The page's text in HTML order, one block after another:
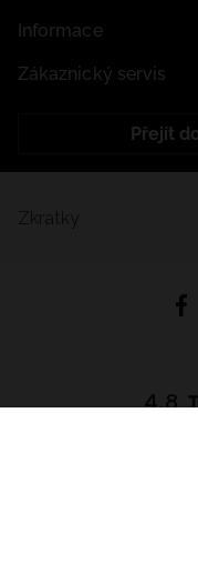
Informace
Zákaznický servis
Přejít
4.8